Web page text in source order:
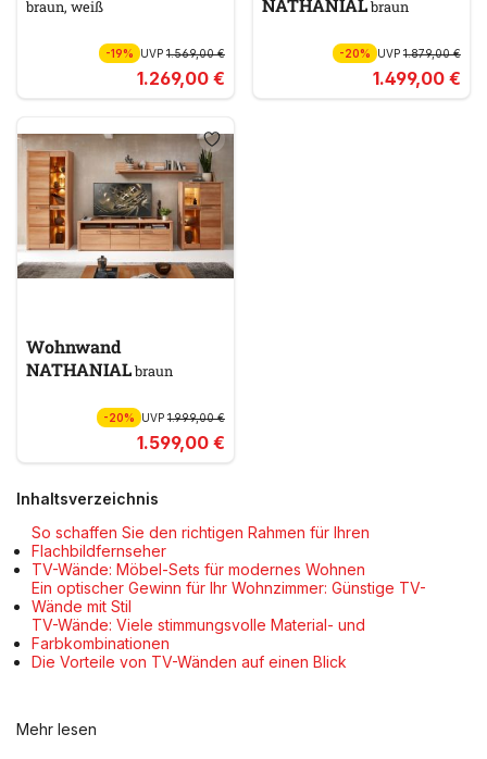
braun, weiß
-19% UVP 1.569,00 €
1.269,00 €
braun
-20% UVP1.879,00 €
1.499,00 €
Wohnwand
NATHANIALbraun
-20% UVP 1.999,00 €
1.599,00 €
Inhaltsverzeichnis
So schaffen Sie den richtigen Rahmen für Ihren
Flachbildfernseher
TV-Wände: Möbel-Sets für modernes Wohnen
Ein optischer Gewinn für Ihr Wohnzimmer: Günstige TV-
Wände mit Stil
TV-Wände: Viele stimmungsvolle Material- und
Farbkombinationen
Die Vorteile von TV-Wänden auf einen Blick
Mehr lesen